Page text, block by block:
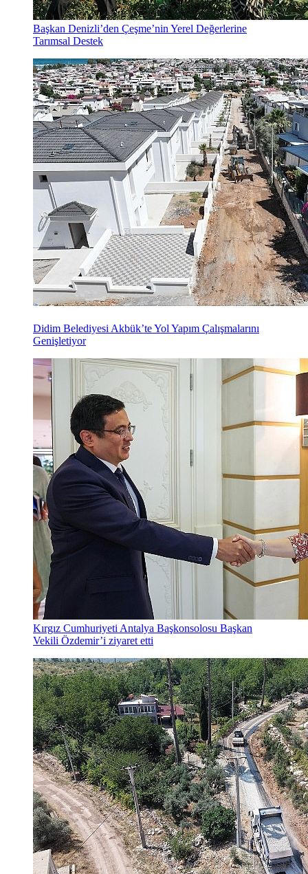
Başkan Denizli’den Çeşme’nin Yerel Değerlerine
Tarımsal Destek
Didim Belediyesi Akbük’te Yol Yapım Çalışmalarını
Genişletiyor
Kırgız Cumhuriyeti Antalya Başkonsolosu Başkan
Vekili Özdemir’i ziyaret etti